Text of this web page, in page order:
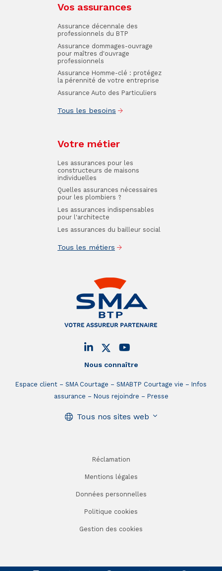
Nous connaître
Espace client SMA Courtage SMABTP Courtage vie
Infos
assurance
Nous rejoindre Presse
Tous nos sites web
Vos assurances
Assurance décennale des
professionnels du BTP
Assurance dommages-ouvrage
pour maîtres d'ouvrage
professionnels
Assurance Homme-clé : protégez
la pérennité de votre entreprise
Assurance Auto des Particuliers
Tous les besoins
Votre métier
Les assurances pour les
constructeurs de maisons
individuelles
Quelles assurances nécessaires
pour les plombiers ?
Les assurances indispensables
pour l'architecte
Les assurances du bailleur social
Tous les métiers
Réclamation
Mentions légales
Données personnelles
Politique cookies
Gestion des cookies